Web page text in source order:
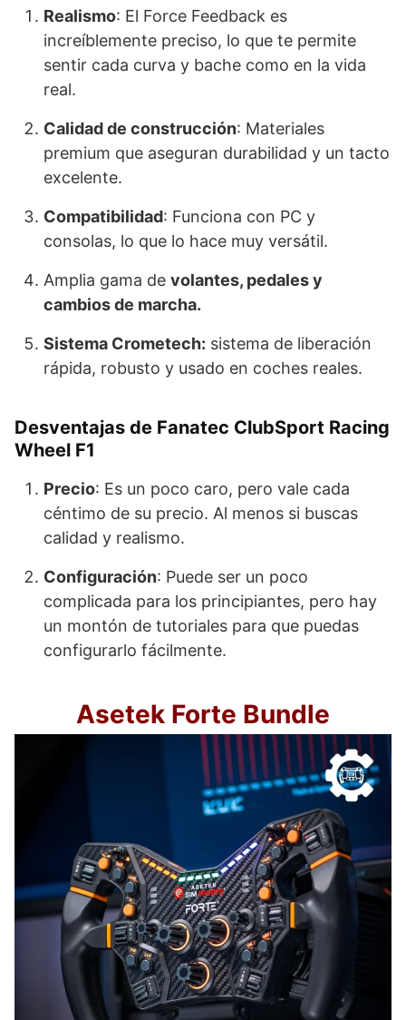
Realismo: El Force Feedback es
increíblemente preciso, lo que te permite
sentir cada curva y bache como en la vida
real.
Calidad de construcción: Materiales
premium que aseguran durabilidad y un tacto
excelente.
Compatibilidad: Funciona con PC y
consolas, lo que lo hace muy versátil.
Amplia gama de volantes, pedales y
cambios de marcha.
Sistema Crometech: sistema de liberación
rápida, robusto y usado en coches reales.
Desventajas de Fanatec ClubSport Racing
Wheel F1
Precio: Es un poco caro, pero vale cada
céntimo de su precio. Al menos si buscas
calidad y realismo.
Configuración: Puede ser un poco
complicada para los principiantes, pero hay
un montón de tutoriales para que puedas
configurarlo fácilmente.
Asetek Forte Bundle